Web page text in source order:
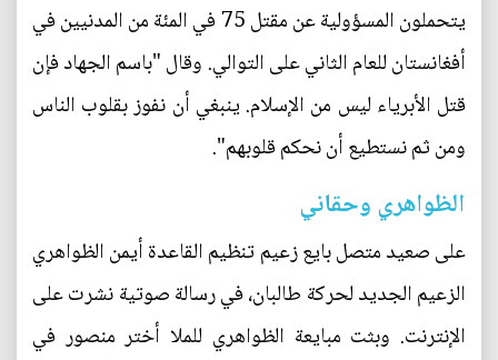
يتحملون المسؤولية عن مقتل 75 في المئة من المدنيين في
أفغانستان للعام الثاني على التوالي. وقال "باسم الجهاد فإن
قتل الأبرياء ليس من الإسلام. ينبغي أن نفوز بقلوب الناس
ومن ثم نستطيع أن نحكم قلوبهم".
الظواهري وحقاني
على صعيد متصل بايع زعيم تنظيم القاعدة أيمن الظواهري
الزعيم الجديد لحركة طالبان، في رسالة صوتية نشرت على
الإنترنت. وبثت مبايعة الظواهري للملا أختر منصور في